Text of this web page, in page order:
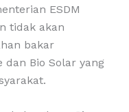
ESDM
tidak akan
bakar
Bio Solar yang